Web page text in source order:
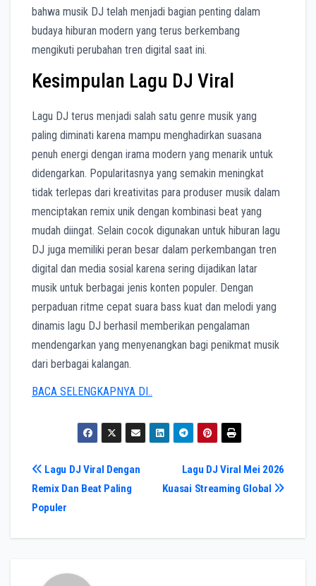
bahwa musik DJ telah menjadi bagian penting dalam
budaya hiburan modern yang terus berkembang
mengikuti perubahan tren digital saat ini.
Kesimpulan Lagu DJ Viral
Lagu DJ terus menjadi salah satu genre musik yang
paling diminati karena mampu menghadirkan suasana
penuh energi dengan irama modern yang menarik untuk
didengarkan. Popularitasnya yang semakin meningkat
tidak terlepas dari kreativitas para produser musik dalam
menciptakan remix unik dengan kombinasi beat yang
mudah diingat. Selain cocok digunakan untuk hiburan lagu
DJ juga memiliki peran besar dalam perkembangan tren
digital dan media sosial karena sering dijadikan latar
musik untuk berbagai jenis konten populer. Dengan
perpaduan ritme cepat suara bass kuat dan melodi yang
dinamis lagu DJ berhasil memberikan pengalaman
mendengarkan yang menyenangkan bagi penikmat musik
dari berbagai kalangan.
BACA SELENGKAPNYA DI..
Post
navigation
Lagu DJ Viral Mei 2026
Kuasai Streaming Global
Lagu DJ Viral Dengan
Remix Dan Beat Paling
Populer